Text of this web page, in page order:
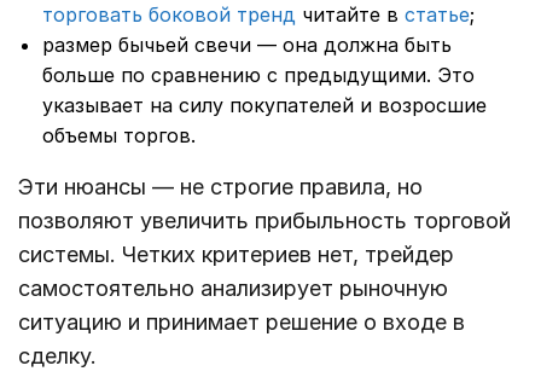
торговать боковой тренд читайте в статье;
размер бычьей свечи — она должна быть
больше по сравнению с предыдущими. Это
указывает на силу покупателей и возросшие
объемы торгов.
Эти нюансы ― не строгие правила, но
позволяют увеличить прибыльность торговой
системы. Четких критериев нет, трейдер
самостоятельно анализирует рыночную
ситуацию и принимает решение о входе в
сделку.